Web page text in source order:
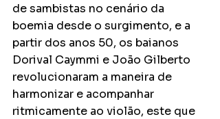
de sambistas no cenário da
boemia desde o surgimento, e a
partir dos anos 50, os baianos
Dorival Caymmi e João Gilberto
revolucionaram a maneira de
harmonizar e acompanhar
ritmicamente ao violão, este que